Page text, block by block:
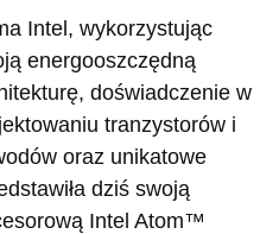
Intel, wykorzystując
energooszczędną
doświadczenie w
tranzystorów i
oraz unikatowe
dziś swoją
Intel Atom™